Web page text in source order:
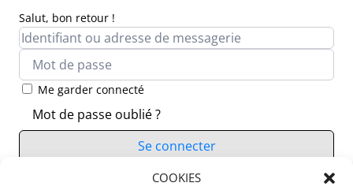
COOKIES
Salut, bon retour !
Me garder connecté
Mot de passe oublié ?
Se connecter
Vous n’avez pas de compte ?